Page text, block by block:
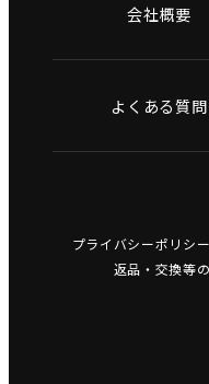
会社概要
よくある質問
プライバシーポリシー
返品・交換等